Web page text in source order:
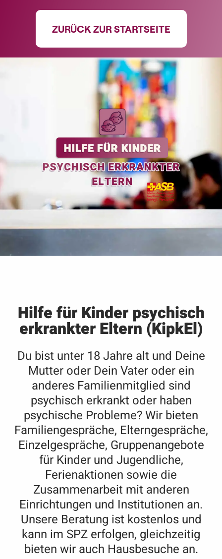
ZURÜCK ZUR STARTSEITE
Hilfe für Kinder psychisch
erkrankter Eltern (KipkEl)
Du bist unter 18 Jahre alt und Deine
Mutter oder Dein Vater oder ein
anderes Familienmitglied sind
psychisch erkrankt oder haben
psychische Probleme? Wir bieten
Familiengespräche, Elterngespräche,
Einzelgespräche, Gruppenangebote
für Kinder und Jugendliche,
Ferienaktionen sowie die
Zusammenarbeit mit anderen
Einrichtungen und Institutionen an.
Unsere Beratung ist kostenlos und
kann im SPZ erfolgen, gleichzeitig
bieten wir auch Hausbesuche an.